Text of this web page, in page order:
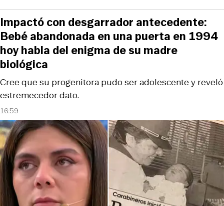
16:59
Cree que su progenitora pudo ser adolescente y reveló
estremecedor dato.
Impactó con desgarrador antecedente:
Bebé abandonada en una puerta en 1994
hoy habla del enigma de su madre
biológica